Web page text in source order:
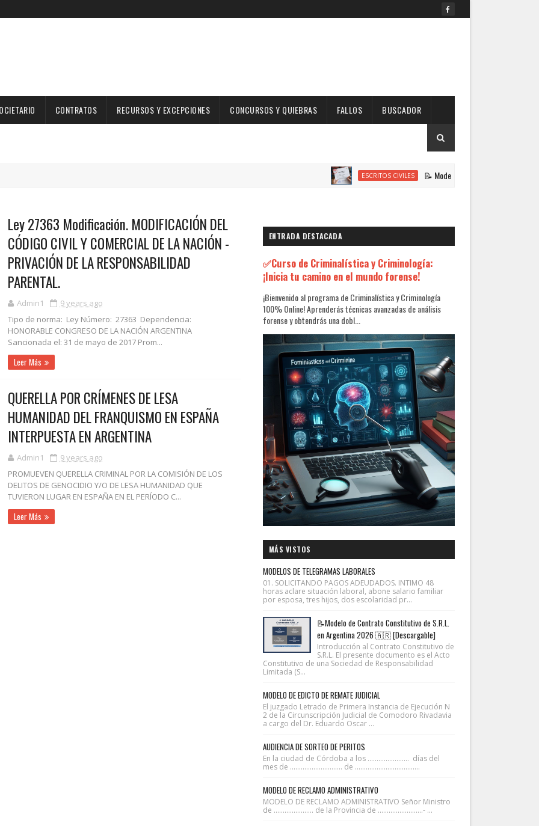
CONTRATOS RECURSOS Y EXCEPCIONES CONCURSOS Y QUIEBRAS FALLOS BUSCADOR
ESCRITOS CIVILES 📝 Modelo de Escrito Solicitando
Ley 27363 Modificación. MODIFICACIÓN DEL
CÓDIGO CIVIL Y COMERCIAL DE LA NACIÓN -
PRIVACIÓN DE LA RESPONSABILIDAD
PARENTAL.
Admin1
9 years ago
Tipo de norma: Ley Número: 27363 Dependencia:
HONORABLE CONGRESO DE LA NACIÓN ARGENTINA
Sancionada el: 31 de mayo de 2017 Prom...
Leer Más
QUERELLA POR CRÍMENES DE LESA
HUMANIDAD DEL FRANQUISMO EN ESPAÑA
INTERPUESTA EN ARGENTINA
Admin1
9 years ago
PROMUEVEN QUERELLA CRIMINAL POR LA COMISIÓN DE LOS
DELITOS DE GENOCIDIO Y/O DE LESA HUMANIDAD QUE
TUVIERON LUGAR EN ESPAÑA EN EL PERÍODO C...
Leer Más
ENTRADA DESTACADA
✅Curso de Criminalística y Criminología:
¡Inicia tu camino en el mundo forense!
¡Bienvenido al programa de Criminalística y Criminología
100% Online! Aprenderás técnicas avanzadas de análisis
forense y obtendrás una dobl...
MÁS VISTOS
MODELOS DE TELEGRAMAS LABORALES
01. SOLICITANDO PAGOS ADEUDADOS. INTIMO 48
horas aclare situación laboral, abone salario familiar
por esposa, tres hijos, dos escolaridad pr...
📝Modelo de Contrato Constitutivo de S.R.L.
en Argentina 2026 🇦🇷 [Descargable]
Introducción al Contrato Constitutivo de
S.R.L. El presente documento es el Acto
Constitutivo de una Sociedad de Responsabilidad
Limitada (S...
MODELO DE EDICTO DE REMATE JUDICIAL
El juzgado Letrado de Primera Instancia de Ejecución N
2 de la Circunscripción Judicial de Comodoro Rivadavia
a cargo del Dr. Eduardo Oscar ...
AUDIENCIA DE SORTEO DE PERITOS
En la ciudad de Córdoba a los ....................... días del
mes de ............................. de ....................................
MODELO DE RECLAMO ADMINISTRATIVO
MODELO DE RECLAMO ADMINISTRATIVO Señor Ministro
de ...................... de la Provincia de .........................- ...